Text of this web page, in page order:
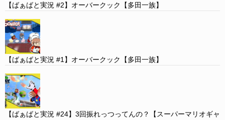
【ばぁばと実況 #2】オーバークック【多田一族】
【ばぁばと実況 #1】オーバークック【多田一族】
【ばぁばと実況 #24】3回振れっつってんの？【スーパーマリオギャ